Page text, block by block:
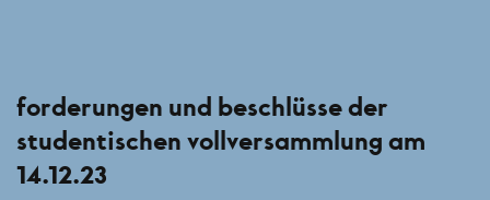
forderungen und beschlüsse der
studentischen vollversammlung am
14.12.23